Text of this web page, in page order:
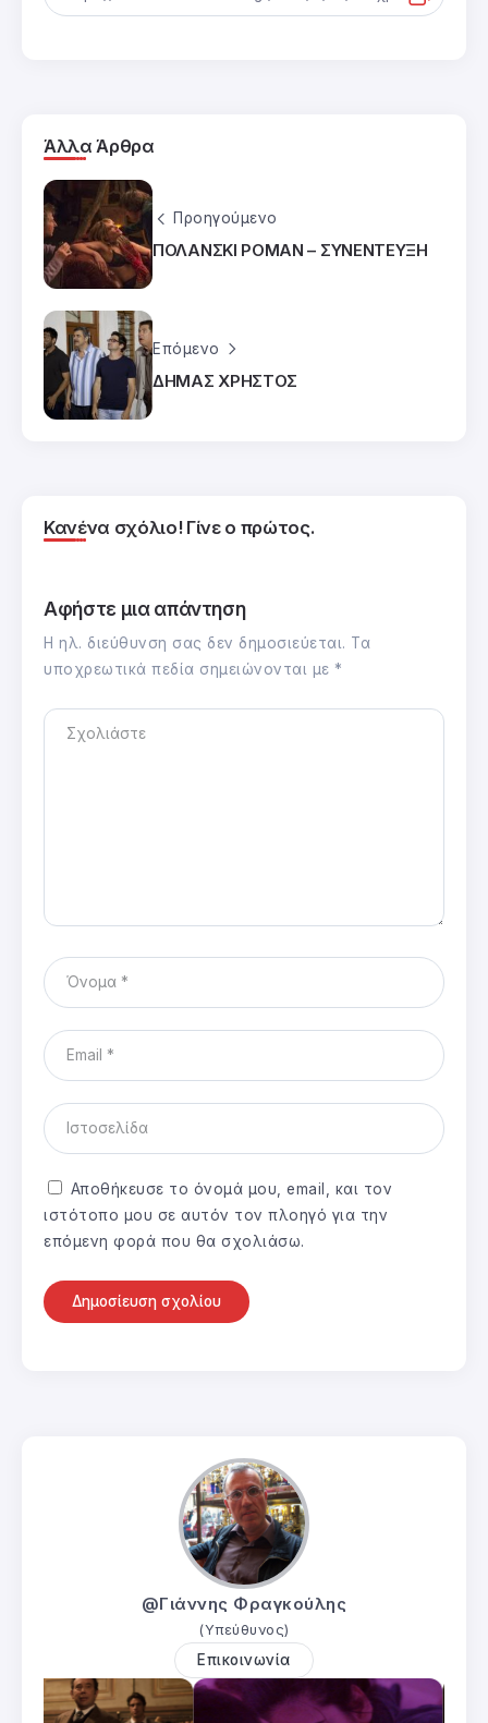
Άλλα Άρθρα
Προηγούμενο
ΠΟΛΑΝΣΚΙ ΡΟΜΑΝ – ΣΥΝΕΝΤΕΥΞΗ
Επόμενο
ΔΗΜΑΣ ΧΡΗΣΤΟΣ
Κανένα σχόλιο! Γίνε ο πρώτος.
Αφήστε μια απάντηση
Η ηλ. διεύθυνση σας δεν δημοσιεύεται. Τα
υποχρεωτικά πεδία σημειώνονται με *
Αποθήκευσε το όνομά μου, email, και τον
ιστότοπο μου σε αυτόν τον πλοηγό για την
επόμενη φορά που θα σχολιάσω.
@Γιάννης Φραγκούλης
(Υπεύθυνος)
Επικοινωνία